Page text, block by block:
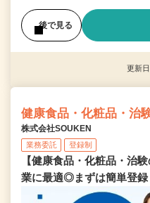
後で見る
更新
健康食品・化粧品・治
株式会社SOUKEN
業務委託 登録制
【健康食品・化粧品・治
業に最適◎まずは簡単登録